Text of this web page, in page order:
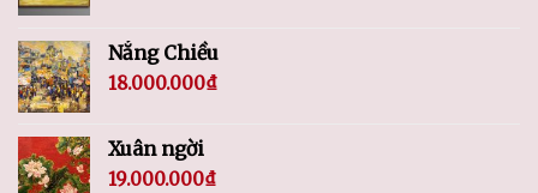
Nắng Chiều
18.000.000₫
Xuân ngời
19.000.000₫